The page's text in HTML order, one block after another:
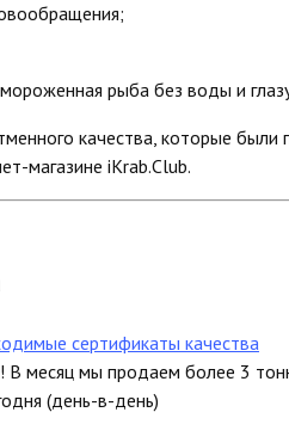
рыба без воды и
качества, которые были
магазине iKrab.Club.
сертификаты качества
месяц мы продаем более 3
(день-в-день)